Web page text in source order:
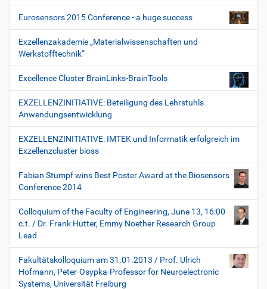
Eurosensors 2015 Conference - a huge success
Exzellenzakademie „Materialwissenschaften und
Werkstofftechnik“
Excellence Cluster BrainLinks-BrainTools
EXZELLENZINITIATIVE: Beteiligung des Lehrstuhls
Anwendungsentwicklung
EXZELLENZINITIATIVE: IMTEK und Informatik erfolgreich im
Exzellenzcluster bioss
Fabian Stumpf wins Best Poster Award at the Biosensors
Conference 2014
Colloquium of the Faculty of Engineering, June 13, 16:00
c.t. / Dr. Frank Hutter, Emmy Noether Research Group
Lead
Fakultätskolloquium am 31.01.2013 / Prof. Ulrich
Hofmann, Peter-Osypka-Professor for Neuroelectronic
Systems, Universität Freiburg